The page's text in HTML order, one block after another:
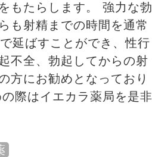
もたらします。 強力な勃
も射精までの時間を通常
延ばすことができ、性行
不全、勃起してからの射
方にお勧めとなっており
際はイエカラ薬局を是非